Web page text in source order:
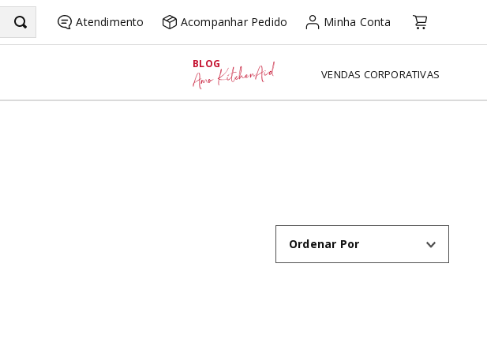
Atendimento Acompanhar Pedido Minha Conta
BLOG
Amo KitchenAid VENDAS CORPORATIVAS
Ordenar Por